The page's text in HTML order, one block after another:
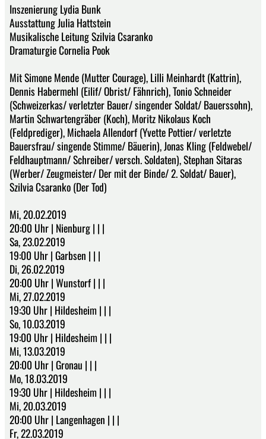
Inszenierung Lydia Bunk
Ausstattung Julia Hattstein
Musikalische Leitung Szilvia Csaranko
Dramaturgie Cornelia Pook
Mit Simone Mende (Mutter Courage), Lilli Meinhardt (Kattrin),
Dennis Habermehl (Eilif/ Obrist/ Fähnrich), Tonio Schneider
(Schweizerkas/ verletzter Bauer/ singender Soldat/ Bauerssohn),
Martin Schwartengräber (Koch), Moritz Nikolaus Koch
(Feldprediger), Michaela Allendorf (Yvette Pottier/ verletzte
Bauersfrau/ singende Stimme/ Bäuerin), Jonas Kling (Feldwebel/
Feldhauptmann/ Schreiber/ versch. Soldaten), Stephan Sitaras
(Werber/ Zeugmeister/ Der mit der Binde/ 2. Soldat/ Bauer),
Szilvia Csaranko (Der Tod)
Mi, 20.02.2019
20:00 Uhr | Nienburg | | |
Sa, 23.02.2019
19:00 Uhr | Garbsen | | |
Di, 26.02.2019
20:00 Uhr | Wunstorf | | |
Mi, 27.02.2019
19:30 Uhr | Hildesheim | | |
So, 10.03.2019
19:00 Uhr | Hildesheim | | |
Mi, 13.03.2019
20:00 Uhr | Gronau | | |
Mo, 18.03.2019
19:30 Uhr | Hildesheim | | |
Mi, 20.03.2019
20:00 Uhr | Langenhagen | | |
Fr, 22.03.2019